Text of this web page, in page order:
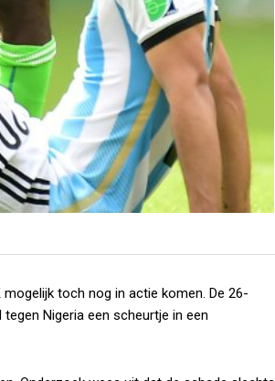
toch nog in actie komen. De 26-
Nigeria een scheurtje in een